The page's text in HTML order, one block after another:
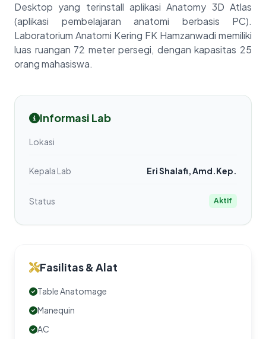
Desktop yang terinstall aplikasi Anatomy 3D Atlas
(aplikasi pembelajaran anatomi berbasis PC).
Laboratorium Anatomi Kering FK Hamzanwadi memiliki
luas ruangan 72 meter persegi, dengan kapasitas 25
orang mahasiswa.
Informasi Lab
Lokasi
Kepala Lab Eri Shalafi, Amd.Kep.
Status Aktif
Fasilitas & Alat
Table Anatomage
Manequin
AC